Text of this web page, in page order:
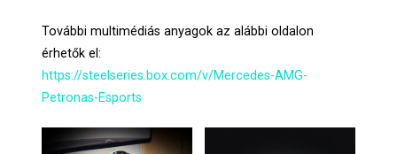
További multimédiás anyagok az alábbi oldalon
érhetők el:
https://steelseries.box.com/v/Mercedes-AMG-
Petronas-Esports